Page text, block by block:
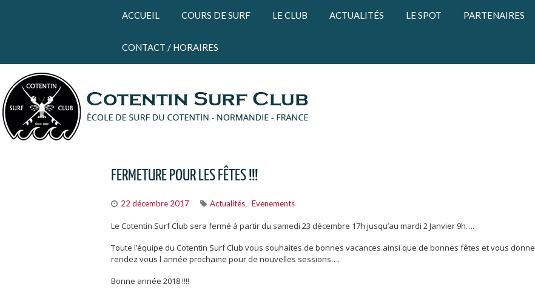
ACCUEIL COURS DE SURF LE CLUB ACTUALITÉS LE SPOT PARTENAIRES
CONTACT / HORAIRES
FERMETURE POUR LES FÊTES !!!
22 décembre 2017 Actualités Evenements
Le Cotentin Surf Club sera fermé à partir du samedi 23 décembre 17h jusqu’au mardi 2 Janvier 9h….
Toute l’équipe du Cotentin Surf Club vous souhaites de bonnes vacances ainsi que de bonnes fêtes et vous donne
rendez vous l année prochaine pour de nouvelles sessions….
Bonne année 2018 !!!!